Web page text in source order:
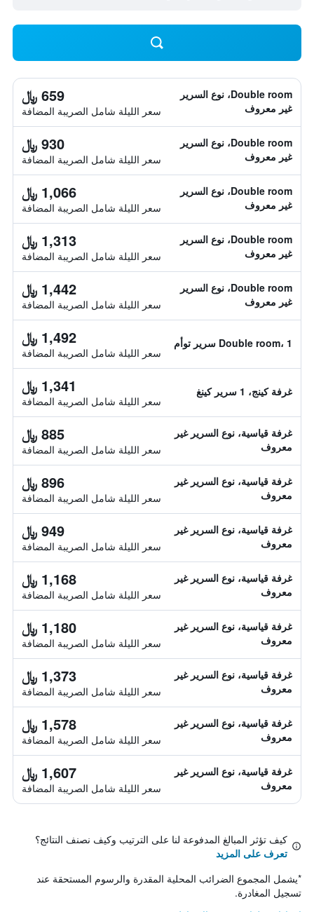
Double room، نوع السرير
غير معروف
659 ﷼
سعر الليلة شامل الصريبة المضافة
Double room، نوع السرير
غير معروف
930 ﷼
سعر الليلة شامل الصريبة المضافة
Double room، نوع السرير
غير معروف
1,066 ﷼
سعر الليلة شامل الصريبة المضافة
Double room، نوع السرير
غير معروف
1,313 ﷼
سعر الليلة شامل الصريبة المضافة
Double room، نوع السرير
غير معروف
1,442 ﷼
سعر الليلة شامل الصريبة المضافة
Double room، 1 سرير توأم 1,492 ﷼
سعر الليلة شامل الصريبة المضافة
غرفة كينج، 1 سرير كينغ 1,341 ﷼
سعر الليلة شامل الصريبة المضافة
غرفة قياسية، نوع السرير غير
معروف
885 ﷼
سعر الليلة شامل الصريبة المضافة
غرفة قياسية، نوع السرير غير
معروف
896 ﷼
سعر الليلة شامل الصريبة المضافة
غرفة قياسية، نوع السرير غير
معروف
949 ﷼
سعر الليلة شامل الصريبة المضافة
غرفة قياسية، نوع السرير غير
معروف
1,168 ﷼
سعر الليلة شامل الصريبة المضافة
غرفة قياسية، نوع السرير غير
معروف
1,180 ﷼
سعر الليلة شامل الصريبة المضافة
غرفة قياسية، نوع السرير غير
معروف
1,373 ﷼
سعر الليلة شامل الصريبة المضافة
غرفة قياسية، نوع السرير غير
معروف
1,578 ﷼
سعر الليلة شامل الصريبة المضافة
غرفة قياسية، نوع السرير غير
معروف
1,607 ﷼
سعر الليلة شامل الصريبة المضافة
كيف تؤثر المبالغ المدفوعة لنا على الترتيب وكيف نصنف النتائج؟
تعرف على المزيد
*يشمل المجموع الضرائب المحلية المقدرة والرسوم المستحقة عند
تسجيل المغادرة.